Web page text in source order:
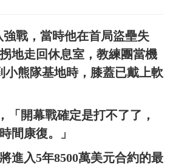
戰，當時他在首局盜壘失
地走回休息室，教練團當機
熊隊基地時，膝蓋已戴上軟
「開幕戰確定是打不了了，
間康復。」
進入5年8500萬美元合約的最